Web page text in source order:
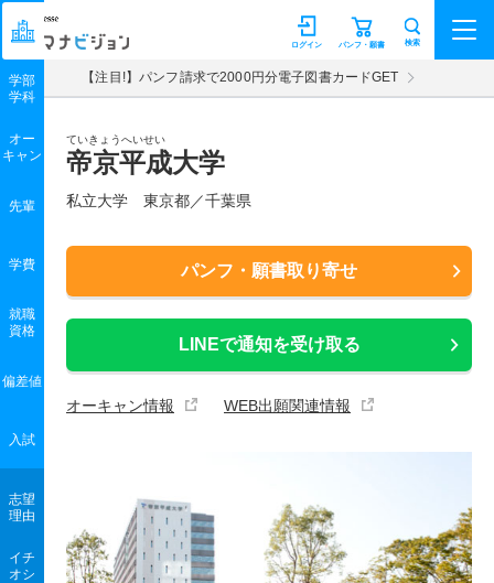
マナビジョン パンフ・願書
ログイン 検索
【注目!】パンフ請求で2000円分電子図書カードGET
ていきょうへいせい
帝京平成大学
私立大学 東京都／千葉県
パンフ・願書取り寄せ
LINEで通知を受け取る
オーキャン情報 WEB出願関連情報
学部
学科
オー
キャン
先輩
学費
就職
資格
偏差値
入試
志望
理由
イチ
オシ